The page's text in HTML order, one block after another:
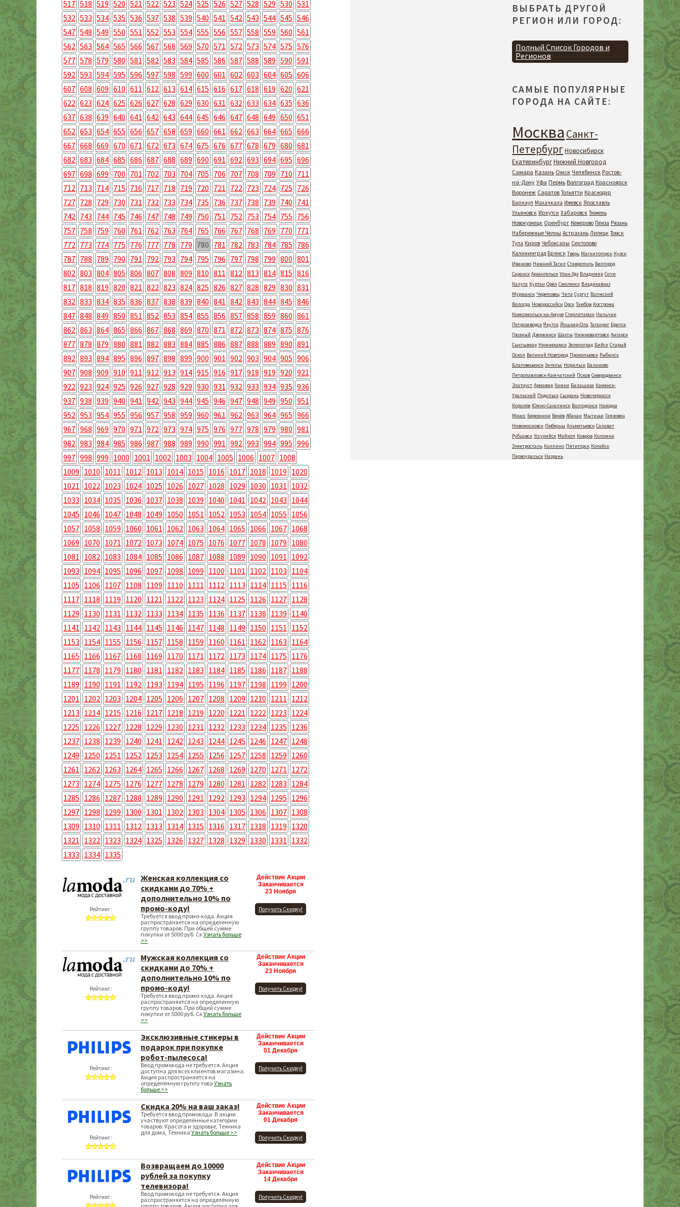
517 518 519 520 521 522 523 524 525 526 527 528 529 530 531
532 533 534 535 536 537 538 539 540 541 542 543 544 545 546
547 548 549 550 551 552 553 554 555 556 557 558 559 560 561
562 563 564 565 566 567 568 569 570 571 572 573 574 575 576
577 578 579 580 581 582 583 584 585 586 587 588 589 590 591
592 593 594 595 596 597 598 599 600 601 602 603 604 605 606
607 608 609 610 611 612 613 614 615 616 617 618 619 620 621
622 623 624 625 626 627 628 629 630 631 632 633 634 635 636
637 638 639 640 641 642 643 644 645 646 647 648 649 650 651
652 653 654 655 656 657 658 659 660 661 662 663 664 665 666
667 668 669 670 671 672 673 674 675 676 677 678 679 680 681
682 683 684 685 686 687 688 689 690 691 692 693 694 695 696
697 698 699 700 701 702 703 704 705 706 707 708 709 710 711
712 713 714 715 716 717 718 719 720 721 722 723 724 725 726
727 728 729 730 731 732 733 734 735 736 737 738 739 740 741
742 743 744 745 746 747 748 749 750 751 752 753 754 755 756
757 758 759 760 761 762 763 764 765 766 767 768 769 770 771
772 773 774 775 776 777 778 779 780 781 782 783 784 785 786
787 788 789 790 791 792 793 794 795 796 797 798 799 800 801
802 803 804 805 806 807 808 809 810 811 812 813 814 815 816
817 818 819 820 821 822 823 824 825 826 827 828 829 830 831
832 833 834 835 836 837 838 839 840 841 842 843 844 845 846
847 848 849 850 851 852 853 854 855 856 857 858 859 860 861
862 863 864 865 866 867 868 869 870 871 872 873 874 875 876
877 878 879 880 881 882 883 884 885 886 887 888 889 890 891
892 893 894 895 896 897 898 899 900 901 902 903 904 905 906
907 908 909 910 911 912 913 914 915 916 917 918 919 920 921
922 923 924 925 926 927 928 929 930 931 932 933 934 935 936
937 938 939 940 941 942 943 944 945 946 947 948 949 950 951
952 953 954 955 956 957 958 959 960 961 962 963 964 965 966
967 968 969 970 971 972 973 974 975 976 977 978 979 980 981
982 983 984 985 986 987 988 989 990 991 992 993 994 995 996
997 998 999 1000 1001 1002 1003 1004 1005 1006 1007 1008
1009 1010 1011 1012 1013 1014 1015 1016 1017 1018 1019 1020
1021 1022 1023 1024 1025 1026 1027 1028 1029 1030 1031 1032
1033 1034 1035 1036 1037 1038 1039 1040 1041 1042 1043 1044
1045 1046 1047 1048 1049 1050 1051 1052 1053 1054 1055 1056
1057 1058 1059 1060 1061 1062 1063 1064 1065 1066 1067 1068
1069 1070 1071 1072 1073 1074 1075 1076 1077 1078 1079 1080
1081 1082 1083 1084 1085 1086 1087 1088 1089 1090 1091 1092
1093 1094 1095 1096 1097 1098 1099 1100 1101 1102 1103 1104
1105 1106 1107 1108 1109 1110 1111 1112 1113 1114 1115 1116
1117 1118 1119 1120 1121 1122 1123 1124 1125 1126 1127 1128
1129 1130 1131 1132 1133 1134 1135 1136 1137 1138 1139 1140
1141 1142 1143 1144 1145 1146 1147 1148 1149 1150 1151 1152
1153 1154 1155 1156 1157 1158 1159 1160 1161 1162 1163 1164
1165 1166 1167 1168 1169 1170 1171 1172 1173 1174 1175 1176
1177 1178 1179 1180 1181 1182 1183 1184 1185 1186 1187 1188
1189 1190 1191 1192 1193 1194 1195 1196 1197 1198 1199 1200
1201 1202 1203 1204 1205 1206 1207 1208 1209 1210 1211 1212
1213 1214 1215 1216 1217 1218 1219 1220 1221 1222 1223 1224
1225 1226 1227 1228 1229 1230 1231 1232 1233 1234 1235 1236
1237 1238 1239 1240 1241 1242 1243 1244 1245 1246 1247 1248
1249 1250 1251 1252 1253 1254 1255 1256 1257 1258 1259 1260
1261 1262 1263 1264 1265 1266 1267 1268 1269 1270 1271 1272
1273 1274 1275 1276 1277 1278 1279 1280 1281 1282 1283 1284
1285 1286 1287 1288 1289 1290 1291 1292 1293 1294 1295 1296
1297 1298 1299 1300 1301 1302 1303 1304 1305 1306 1307 1308
1309 1310 1311 1312 1313 1314 1315 1316 1317 1318 1319 1320
1321 1322 1323 1324 1325 1326 1327 1328 1329 1330 1331 1332
1333 1334 1335
Рейтинг:
Женская коллекция со
скидками до 70% +
дополнительно 10% по
промо-коду!
Требуется ввод промо-кода. Акция
распространяется на определенную
группу товаров. При общей сумме
покупки от 5000 руб. СкУзнать больше
>>
Действие Акции
Заканчивается
23 Ноября
Получить Скидку!
Рейтинг:
Мужская коллекция со
скидками до 70% +
дополнительно 10% по
промо-коду!
Требуется ввод промо-кода. Акция
распространяется на определенную
группу товаров. При общей сумме
покупки от 5000 руб. СкУзнать больше
>>
Действие Акции
Заканчивается
23 Ноября
Получить Скидку!
Рейтинг:
Эксклюзивные стикеры в
подарок при покупке
робот-пылесоса!
Ввод промокода не требуется. Акция
доступна для всех клиентов магазина.
Акция распространяется на
определённую группу това Узнать
больше >>
Действие Акции
Заканчивается
01 Декабря
Получить Скидку!
Рейтинг:
Скидка 20% на ваш заказ!
Требуется ввод промокода. В акции
участвуют определённые категории
товаров: Красота и здоровье, Техника
для дома, Техника Узнать больше >>
Действие Акции
Заканчивается
01 Декабря
Получить Скидку!
Рейтинг:
Возвращаем до 10000
рублей за покупку
телевизора!
Ввод промокода не требуется. Акция
распространяется на определённую
Действие Акции
Заканчивается
14 Декабря
Получить Скидку!
ВЫБРАТЬ ДРУГОЙ
РЕГИОН ИЛИ ГОРОД:
Полный Список Городов и
Регионов
САМЫЕ ПОПУЛЯРНЫЕ
ГОРОДА НА САЙТЕ:
Москва Санкт-
ПетербургНовосибирск
ЕкатеринбургНижний Новгород
Самара Казань Омск Челябинск Ростов-
на-Дону Уфа Пермь Волгоград Красноярск
Воронеж Саратов Тольятти Краснодар
Барнаул Махачкала Ижевск Ярославль
Ульяновск Иркутск Хабаровск Тюмень
Новокузнецк Оренбург Кемерово Пенза Рязань
Набережные Челны Астрахань Липецк Томск
Тула Киров Чебоксары Сертолово
Калининград Брянск Тверь Магнитогорск Курск
Иваново Нижний Тагил Ставрополь Белгород
Саранск Архангельск Улан-Удэ Владимир Сочи
Калуга Курган Орёл Смоленск Владикавказ
Мурманск Череповец Чита Сургут Волжский
Вологда Новороссийск Орск Тамбов Кострома
Комсомольск-на-Амуре Стерлитамак Нальчик
Петрозаводск Якутск Йошкар-Ола Таганрог Братск
Грозный Дзержинск Шахты Нижневартовск Ангарск
Сыктывкар Нижнекамск Зеленоград Бийск Старый
Оскол Великий Новгород Прокопьевск Рыбинск
Благовещенск Энгельс Норильск Балаково
Петропавловск-Камчатский Псков Северодвинск
Златоуст Армавир Химки Балашиха Каменск-
Уральский Подольск Сызрань Новочеркасск
Королёв Южно-Сахалинск Волгодонск Находка
Миасс Березники Венёв Абакан Мытищи Грязовец
Новомосковск Люберцы Альметьевск Салават
Рубцовск Уссурийск Майкоп Ковров Коломна
Электросталь Колпино Пятигорск Копейск
Первоуральск Назрань